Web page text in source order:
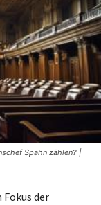
Spahn zählen? |
der